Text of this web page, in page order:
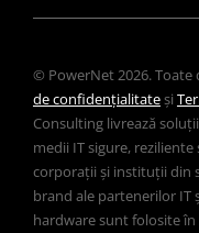
© PowerNet 2026. Toate
de confidențialitateși
Consulting livrează
medii IT sigure,
corporații și instituții din
brand ale partenerilor IT
hardware sunt folosite